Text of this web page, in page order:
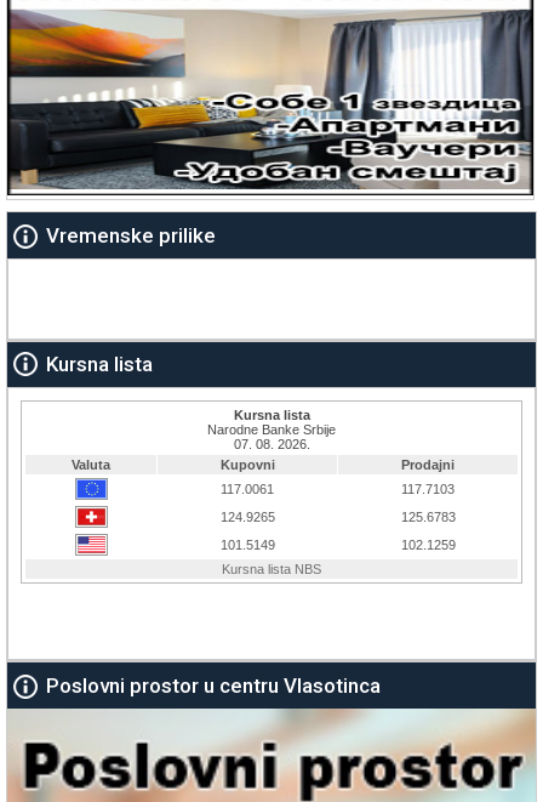
Vremenske prilike
Kursna lista
Poslovni prostor u centru Vlasotinca